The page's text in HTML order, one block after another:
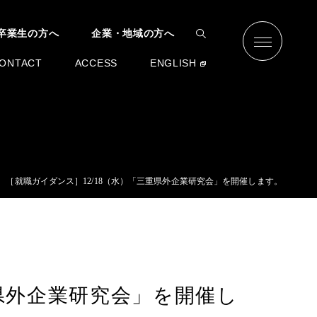
業生の方へ 企業・地域の方へ
ACCESS ENGLISH
［就職ガイダンス］12/18（水）「三重県外企業研究会」を開催します。
企業研究会」を開催し